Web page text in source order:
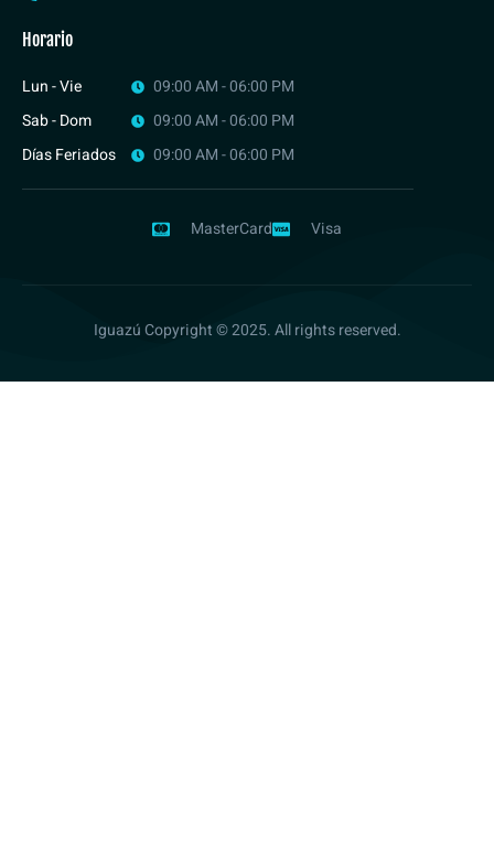
Horario
Lun - Vie
Sab - Dom
Días Feriados
09:00 AM - 06:00 PM
09:00 AM - 06:00 PM
09:00 AM - 06:00 PM
MasterCard Visa
Iguazú Copyright © 2025. All rights reserved.